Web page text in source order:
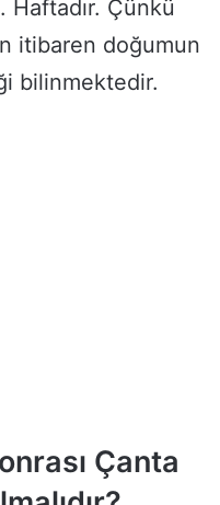
Haftadır. Çünkü
itibaren doğumun
bilinmektedir.
Çanta